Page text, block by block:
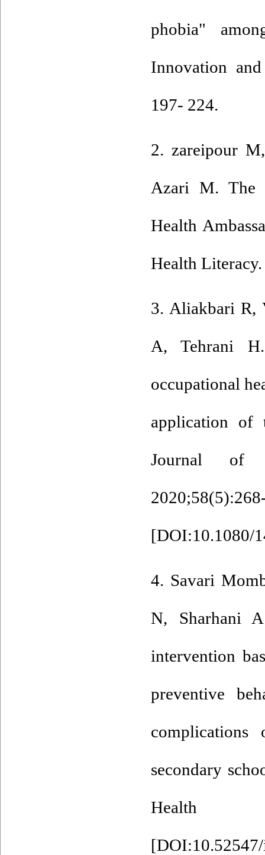
phobia"
Innovation
197- 224.
2. zareipour
Azari M. The
Health
Health
3. Aliakbari R,
A, Tehrani
occupational
application of
Journal of
[DOI:10.1080/
4. Savari
N, Sharhani
intervention
preventive
secondary
Health
[